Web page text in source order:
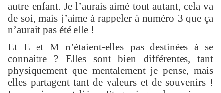
autre enfant. Je l’aurais aimé tout autant, cela va
de soi, mais j’aime à rappeler à numéro 3 que ça
n’aurait pas été elle !
Et E et M n’étaient-elles pas destinées à se
connaitre ? Elles sont bien différentes, tant
physiquement que mentalement je pense, mais
elles partagent tant de valeurs et de souvenirs !